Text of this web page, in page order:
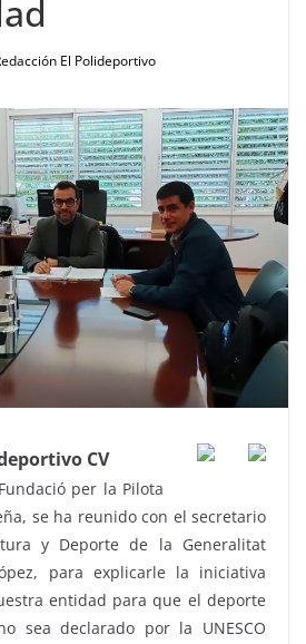
El Polideportivo
CV
per la Pilota
se ha reunido con el secretario
y Deporte de la Generalitat
para explicarle la iniciativa
entidad para que el deporte
sea declarado por la UNESCO